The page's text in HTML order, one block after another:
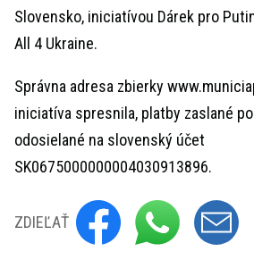
Slovensko, iniciatívou Dárek pro
All 4 Ukraine.
Správna adresa zbierky
iniciatíva spresnila, platby zaslané
odosielané na slovenský účet
SK0675000000004030913896.
ZDIEĽAŤ